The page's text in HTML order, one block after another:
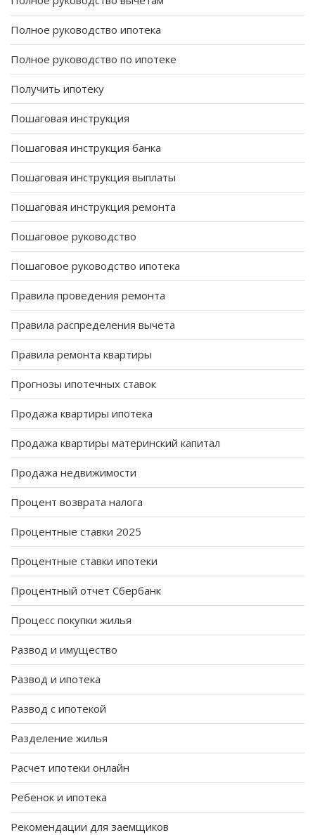
Полное руководство ипотека
Полное руководство по ипотеке
Получить ипотеку
Пошаговая инструкция
Пошаговая инструкция банка
Пошаговая инструкция выплаты
Пошаговая инструкция ремонта
Пошаговое руководство
Пошаговое руководство ипотека
Правила проведения ремонта
Правила распределения вычета
Правила ремонта квартиры
Прогнозы ипотечных ставок
Продажа квартиры ипотека
Продажа квартиры материнский капитал
Продажа недвижимости
Процент возврата налога
Процентные ставки 2025
Процентные ставки ипотеки
Процентный отчет Сбербанк
Процесс покупки жилья
Развод и имущество
Развод и ипотека
Развод с ипотекой
Разделение жилья
Расчет ипотеки онлайн
Ребенок и ипотека
Рекомендации для заемщиков